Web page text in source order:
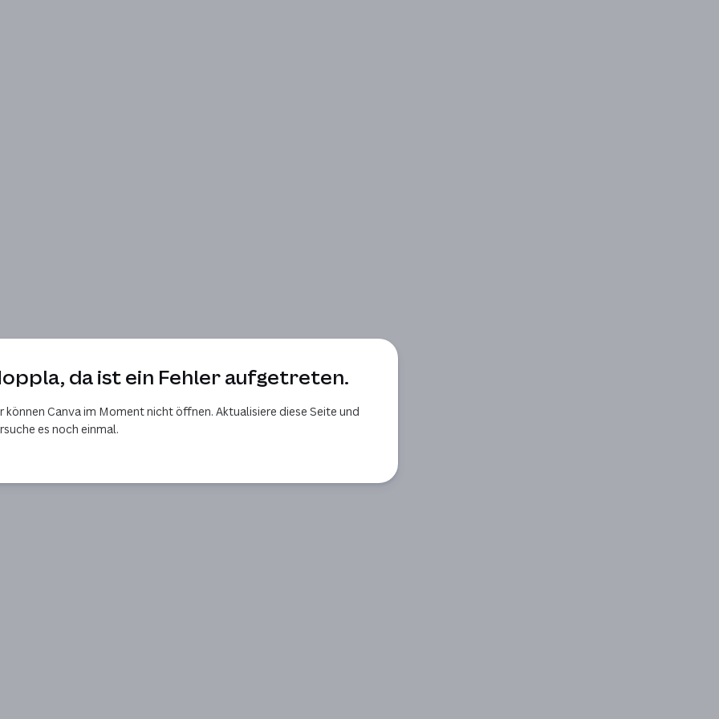
da ist ein Fehler aufgetreten.
können Canva im Moment nicht öffnen. Aktualisiere diese Seite und
es noch einmal.